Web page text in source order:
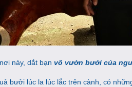
này, dắt bạn vô vườn bưởi của
bưởi lúc la lúc lắc trên cành, có